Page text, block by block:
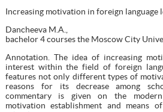
Increasing motivation in foreign language
Dancheeva M.A.,
bachelor 4 courses the Moscow City
Annotation. The idea of increasing
interest within the field of foreign
features not only different types of
reasons for its decrease among
commentary is given on the
motivation establishment and means